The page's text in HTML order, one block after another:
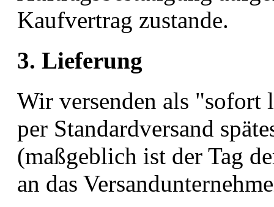
Kaufvertrag zustande.
3. Lieferung
Wir versenden als "sofort
per Standardversand
(maßgeblich ist der Tag
an das